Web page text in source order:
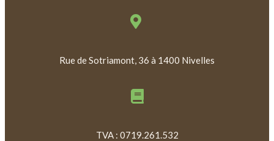
Rue de Sotriamont, 36 à 1400 Nivelles
TVA : 0719.261.532